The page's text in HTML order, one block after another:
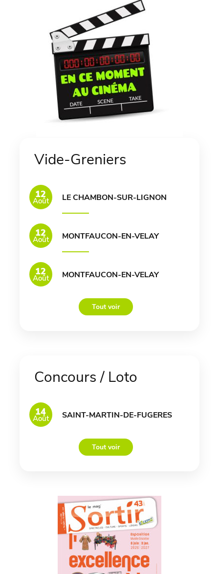
Vide-Greniers
12
Août LE CHAMBON-SUR-LIGNON
12
Août MONTFAUCON-EN-VELAY
12
Août MONTFAUCON-EN-VELAY
Tout voir
Concours / Loto
14
Août SAINT-MARTIN-DE-FUGERES
Tout voir